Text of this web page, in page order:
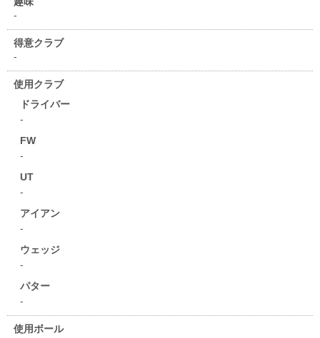
-
得意クラブ
-
使用クラブ
ドライバー
-
FW
-
UT
-
アイアン
-
ウェッジ
-
パター
-
使用ボール